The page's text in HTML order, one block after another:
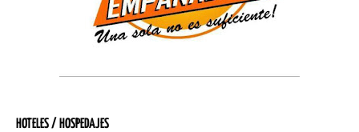
HOTELES / HOSPEDAJES